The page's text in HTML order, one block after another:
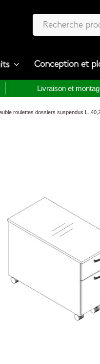
Conception et
Livraison et
roulettes dossiers suspendus L.